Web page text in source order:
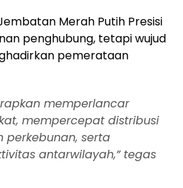
Merah Putih Presisi
penghubung, tetapi wujud
pemerataan
memperlancar
mempercepat distribusi
perkebunan, serta
antarwilayah,” tegas